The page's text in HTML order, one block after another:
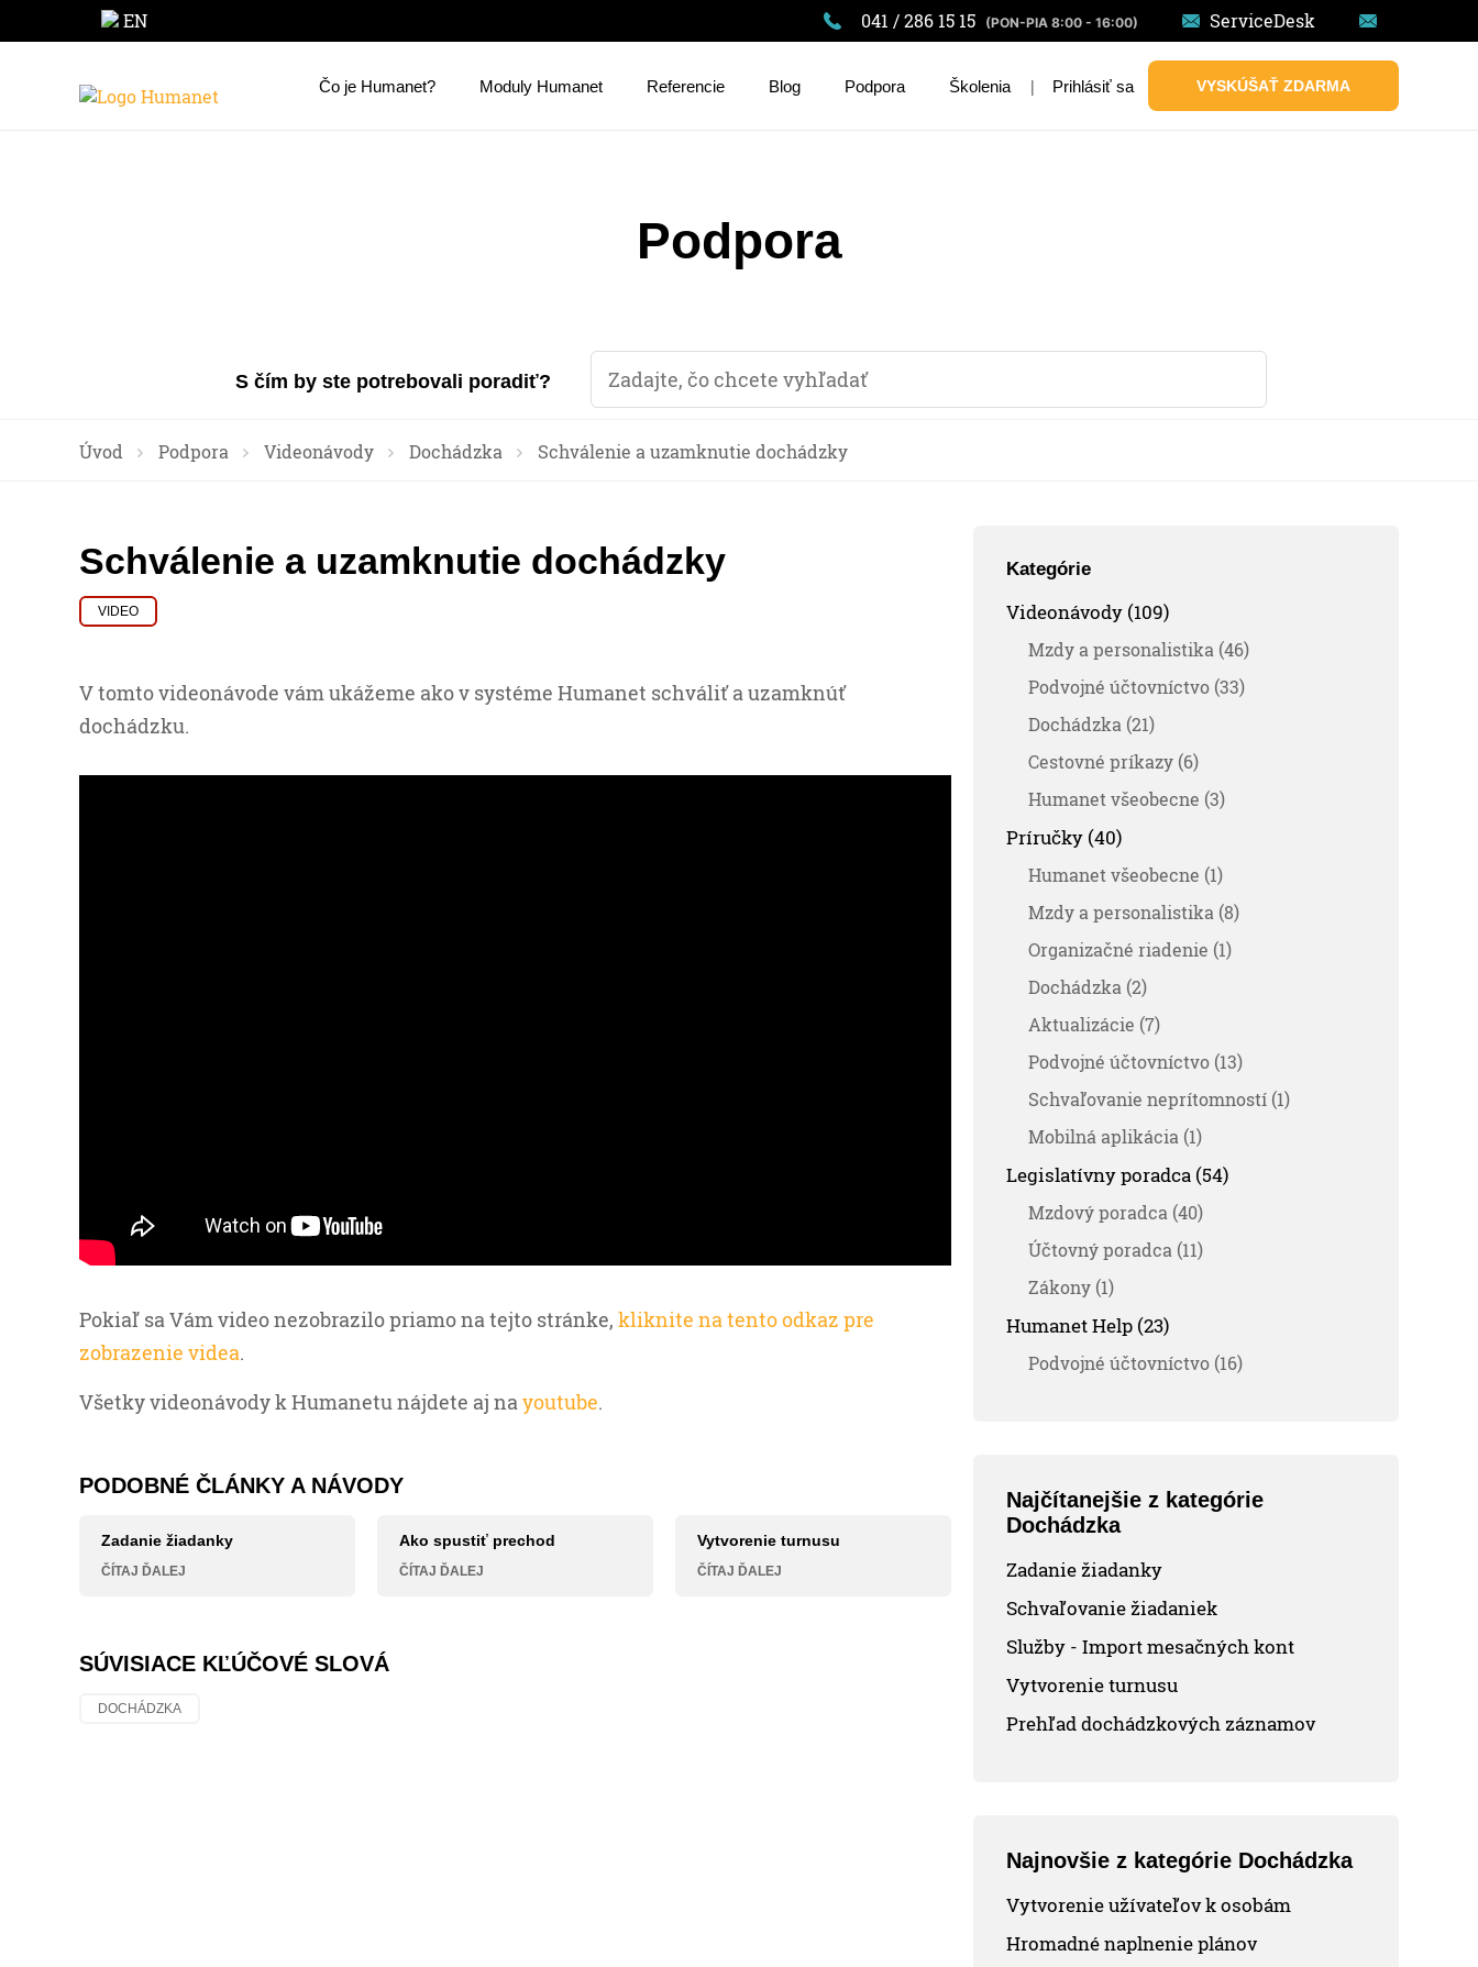
EN 041 / 286 15 15 (PON-PIA 8:00 - 16:00) ServiceDesk
Čo je Humanet? Moduly Humanet Referencie Blog Podpora Školenia | Prihlásiť sa VYSKÚŠAŤ ZDARMA
Podpora
S čím by ste potrebovali poradiť?
Úvod Podpora Videonávody Dochádzka Schválenie a uzamknutie dochádzky
Schválenie a uzamknutie dochádzky
VIDEO
V tomto videonávode vám ukážeme ako v systéme Humanet schváliť a uzamknúť
dochádzku.
Pokiaľ sa Vám video nezobrazilo priamo na tejto stránke, kliknite na tento odkaz pre
zobrazenie videa.
Všetky videonávody k Humanetu nájdete aj nayoutube.
PODOBNÉ ČLÁNKY A NÁVODY
Zadanie žiadanky
ČÍTAJ ĎALEJ
Ako spustiť prechod
ČÍTAJ ĎALEJ
Vytvorenie turnusu
ČÍTAJ ĎALEJ
SÚVISIACE KĽÚČOVÉ SLOVÁ
DOCHÁDZKA
Kategórie
Videonávody (109)
Mzdy a personalistika (46)
Podvojné účtovníctvo (33)
Dochádzka (21)
Cestovné príkazy (6)
Humanet všeobecne (3)
Príručky (40)
Humanet všeobecne (1)
Mzdy a personalistika (8)
Organizačné riadenie (1)
Dochádzka (2)
Aktualizácie (7)
Podvojné účtovníctvo (13)
Schvaľovanie neprítomností (1)
Mobilná aplikácia (1)
Legislatívny poradca (54)
Mzdový poradca (40)
Účtovný poradca (11)
Zákony (1)
Humanet Help (23)
Podvojné účtovníctvo (16)
Najčítanejšie z kategórie
Dochádzka
Zadanie žiadanky
Schvaľovanie žiadaniek
Služby - Import mesačných kont
Vytvorenie turnusu
Prehľad dochádzkových záznamov
Najnovšie z kategórie Dochádzka
Vytvorenie užívateľov k osobám
Hromadné naplnenie plánov